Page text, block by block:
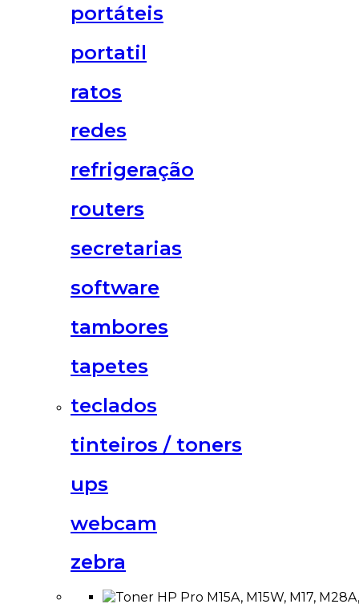
portáteis
portatil
ratos
redes
refrigeração
routers
secretarias
software
tambores
tapetes
teclados
tinteiros / toners
ups
webcam
zebra